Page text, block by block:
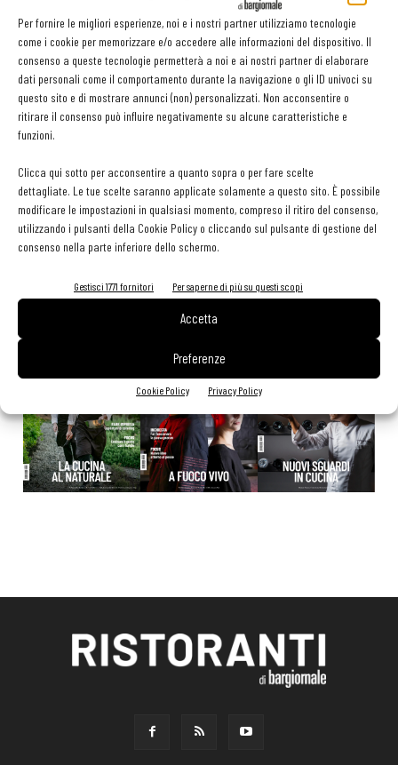
Per fornire le migliori esperienze, noi e i nostri partner utilizziamo tecnologie
come i cookie per memorizzare e/o accedere alle informazioni del dispositivo. Il
consenso a queste tecnologie permetterà a noi e ai nostri partner di elaborare
dati personali come il comportamento durante la navigazione o gli ID univoci su
questo sito e di mostrare annunci (non) personalizzati. Non acconsentire o
ritirare il consenso può influire negativamente su alcune caratteristiche e
funzioni.
Clicca qui sotto per acconsentire a quanto sopra o per fare scelte
dettagliate. Le tue scelte saranno applicate solamente a questo sito. È possibile
modificare le impostazioni in qualsiasi momento, compreso il ritiro del consenso,
utilizzando i pulsanti della Cookie Policy o cliccando sul pulsante di gestione del
consenso nella parte inferiore dello schermo.
Gestisci 1771 fornitori Per saperne di più su questi scopi
Accetta
Preferenze
Cookie Policy Privacy Policy
GLI ARTICOLI PIÙ LETTI
Sogemi rafforza i servizi per la ristorazione: orario esteso e
tessera gratuita per i professionisti HoReCa
vacanze (o da scorprire se si è in vacanza)
31 Luglio 2026
Pos, compagni di gestione. Le ultime soluzioni delle aziende
8 Luglio 2026